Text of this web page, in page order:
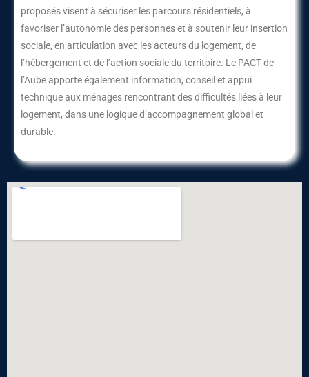
proposés visent à sécuriser les parcours résidentiels, à
favoriser l’autonomie des personnes et à soutenir leur insertion
sociale, en articulation avec les acteurs du logement, de
l’hébergement et de l’action sociale du territoire. Le PACT de
l’Aube apporte également information, conseil et appui
technique aux ménages rencontrant des difficultés liées à leur
logement, dans une logique d’accompagnement global et
durable.